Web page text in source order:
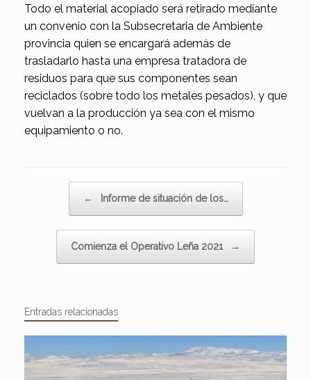
Todo el material acopiado será retirado mediante
un convenio con la Subsecretaria de Ambiente
provincia quien se encargará además de
trasladarlo hasta una empresa tratadora de
residuos para que sus componentes sean
reciclados (sobre todo los metales pesados), y que
vuelvan a la producción ya sea con el mismo
equipamiento o no.
← Informe de situación de los…
Comienza el Operativo Leña 2021 →
Entradas relacionadas